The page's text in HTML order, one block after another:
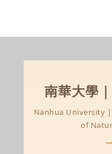
南華大學
Nanhua University |
of